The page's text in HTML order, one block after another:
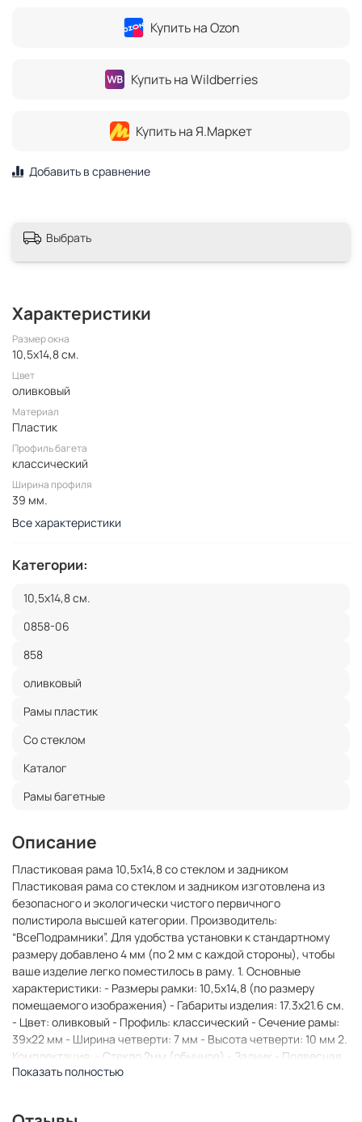
Купить на Ozon
Купить на Wildberries
Купить на Я.Маркет
Добавить в сравнение
Выбрать
Характеристики
Размер окна
10,5x14,8 см.
Цвет
оливковый
Материал
Пластик
Профиль багета
классический
Ширина профиля
39 мм.
Все характеристики
Категории:
10,5x14,8 см.
0858-06
858
оливковый
Рамы пластик
Со стеклом
Каталог
Рамы багетные
Описание
Пластиковая рама 10,5x14,8 со стеклом и задником
Пластиковая рама со стеклом и задником изготовлена из
безопасного и экологически чистого первичного
полистирола высшей категории. Производитель:
“ВсеПодрамники”. Для удобства установки к стандартному
размеру добавлено 4 мм (по 2 мм с каждой стороны), чтобы
ваше изделие легко поместилось в раму. 1. Основные
характеристики: - Размеры рамки: 10,5x14,8 (по размеру
помещаемого изображения) - Габариты изделия: 17.3x21.6 см.
- Цвет: оливковый - Профиль: классический - Сечение рамы:
39x22 мм - Ширина четверти: 7 мм - Высота четверти: 10 мм 2.
Комплектация: - Стекло 2мм (обычное) - Задник - Подвесная
пластина – 2 шт. - Винты - Прижимы для фиксации задника 3.
Показать полностью